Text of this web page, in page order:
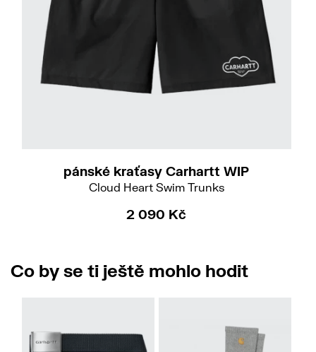
pánské kraťasy Carhartt WIP
Cloud Heart Swim Trunks
2 090 Kč
Co by se ti ještě mohlo hodit